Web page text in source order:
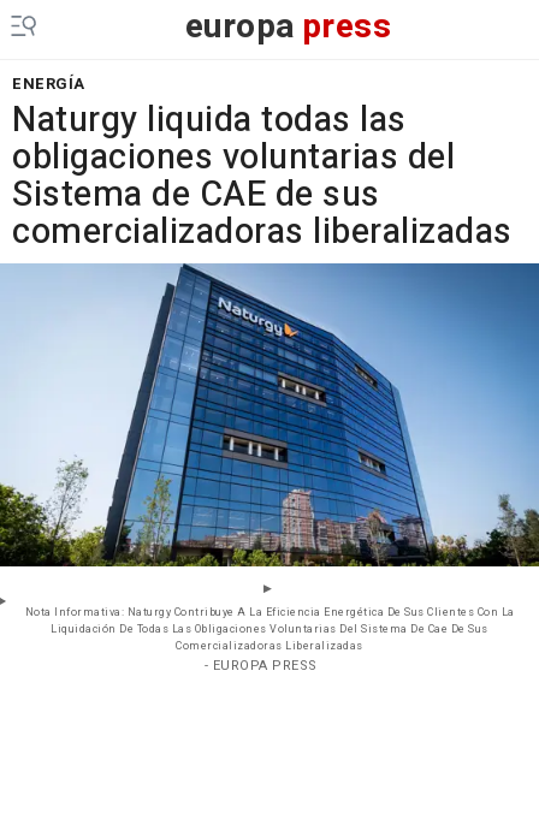
europa press
ENERGÍA
Naturgy liquida todas las
obligaciones voluntarias del
Sistema de CAE de sus
comercializadoras liberalizadas
Nota Informativa: Naturgy Contribuye A La Eficiencia Energética De Sus Clientes Con La
Liquidación De Todas Las Obligaciones Voluntarias Del Sistema De Cae De Sus
Comercializadoras Liberalizadas
- EUROPA PRESS